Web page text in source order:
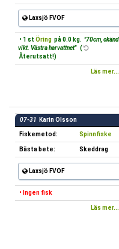
Laxsjö FVOF
• 1 st Öring på 0.0 kg. "70cm, okänd
vikt. Västra harvattnet" (
Återutsatt!)
Läs mer...
07-31 Karin Olsson
Fiskemetod: Spinnfiske
Bästa bete: Skeddrag
Laxsjö FVOF
• Ingen fisk
Läs mer...